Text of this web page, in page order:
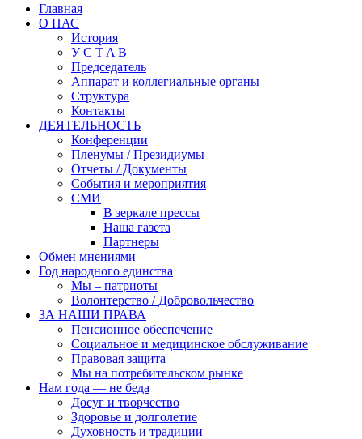
Главная
О НАС
История
У С T A B
Председатель
Аппарат и коллегиальные органы
Структура
Контакты
ДЕЯТЕЛЬНОСТЬ
Конференции
Пленумы / Президиумы
Отчеты / Документы
События и мероприятия
СМИ
В зеркале прессы
Наша газета
Партнеры
Обмен мнениями
Год народного единства
Мы – патриоты
Волонтерство / Добровольчество
ЗА НАШИ ПРАВА
Пенсионное обеспечение
Социальное и медицинское обслуживание
Правовая защита
Мы на потребительском рынке
Нам года — не беда
Досуг и творчество
Здоровье и долголетие
Духовность и традиции